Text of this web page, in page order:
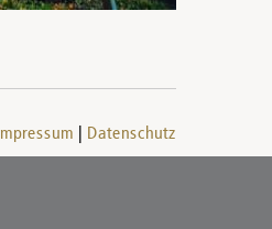
Impressum Datenschutz